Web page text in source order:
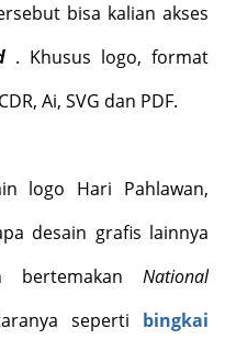
bisa kalian akses
. Khusus logo, format
Ai, SVG dan PDF.
logo Hari Pahlawan,
desain grafis lainnya
bertemakan National
seperti bingkai